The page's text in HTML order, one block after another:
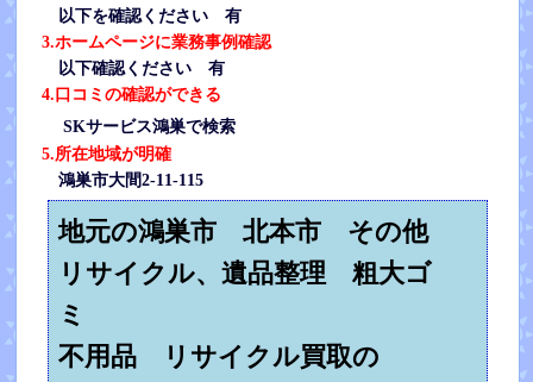
以下を確認ください 有
3.ホームページに業務事例確認
以下確認ください 有
4.口コミの確認ができる
SKサービス鴻巣で検索
5.所在地域が明確
鴻巣市大間2-11-115
地元の鴻巣市 北本市 その他
リサイクル、遺品整理 粗大ゴ
ミ
不用品 リサイクル買取の